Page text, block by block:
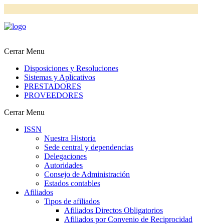
Cerrar Menu
Disposiciones y Resoluciones
Sistemas y Aplicativos
PRESTADORES
PROVEEDORES
Cerrar Menu
ISSN
Nuestra Historia
Sede central y dependencias
Delegaciones
Autoridades
Consejo de Administración
Estados contables
Afiliados
Tipos de afiliados
Afiliados Directos Obligatorios
Afiliados por Convenio de Reciprocidad